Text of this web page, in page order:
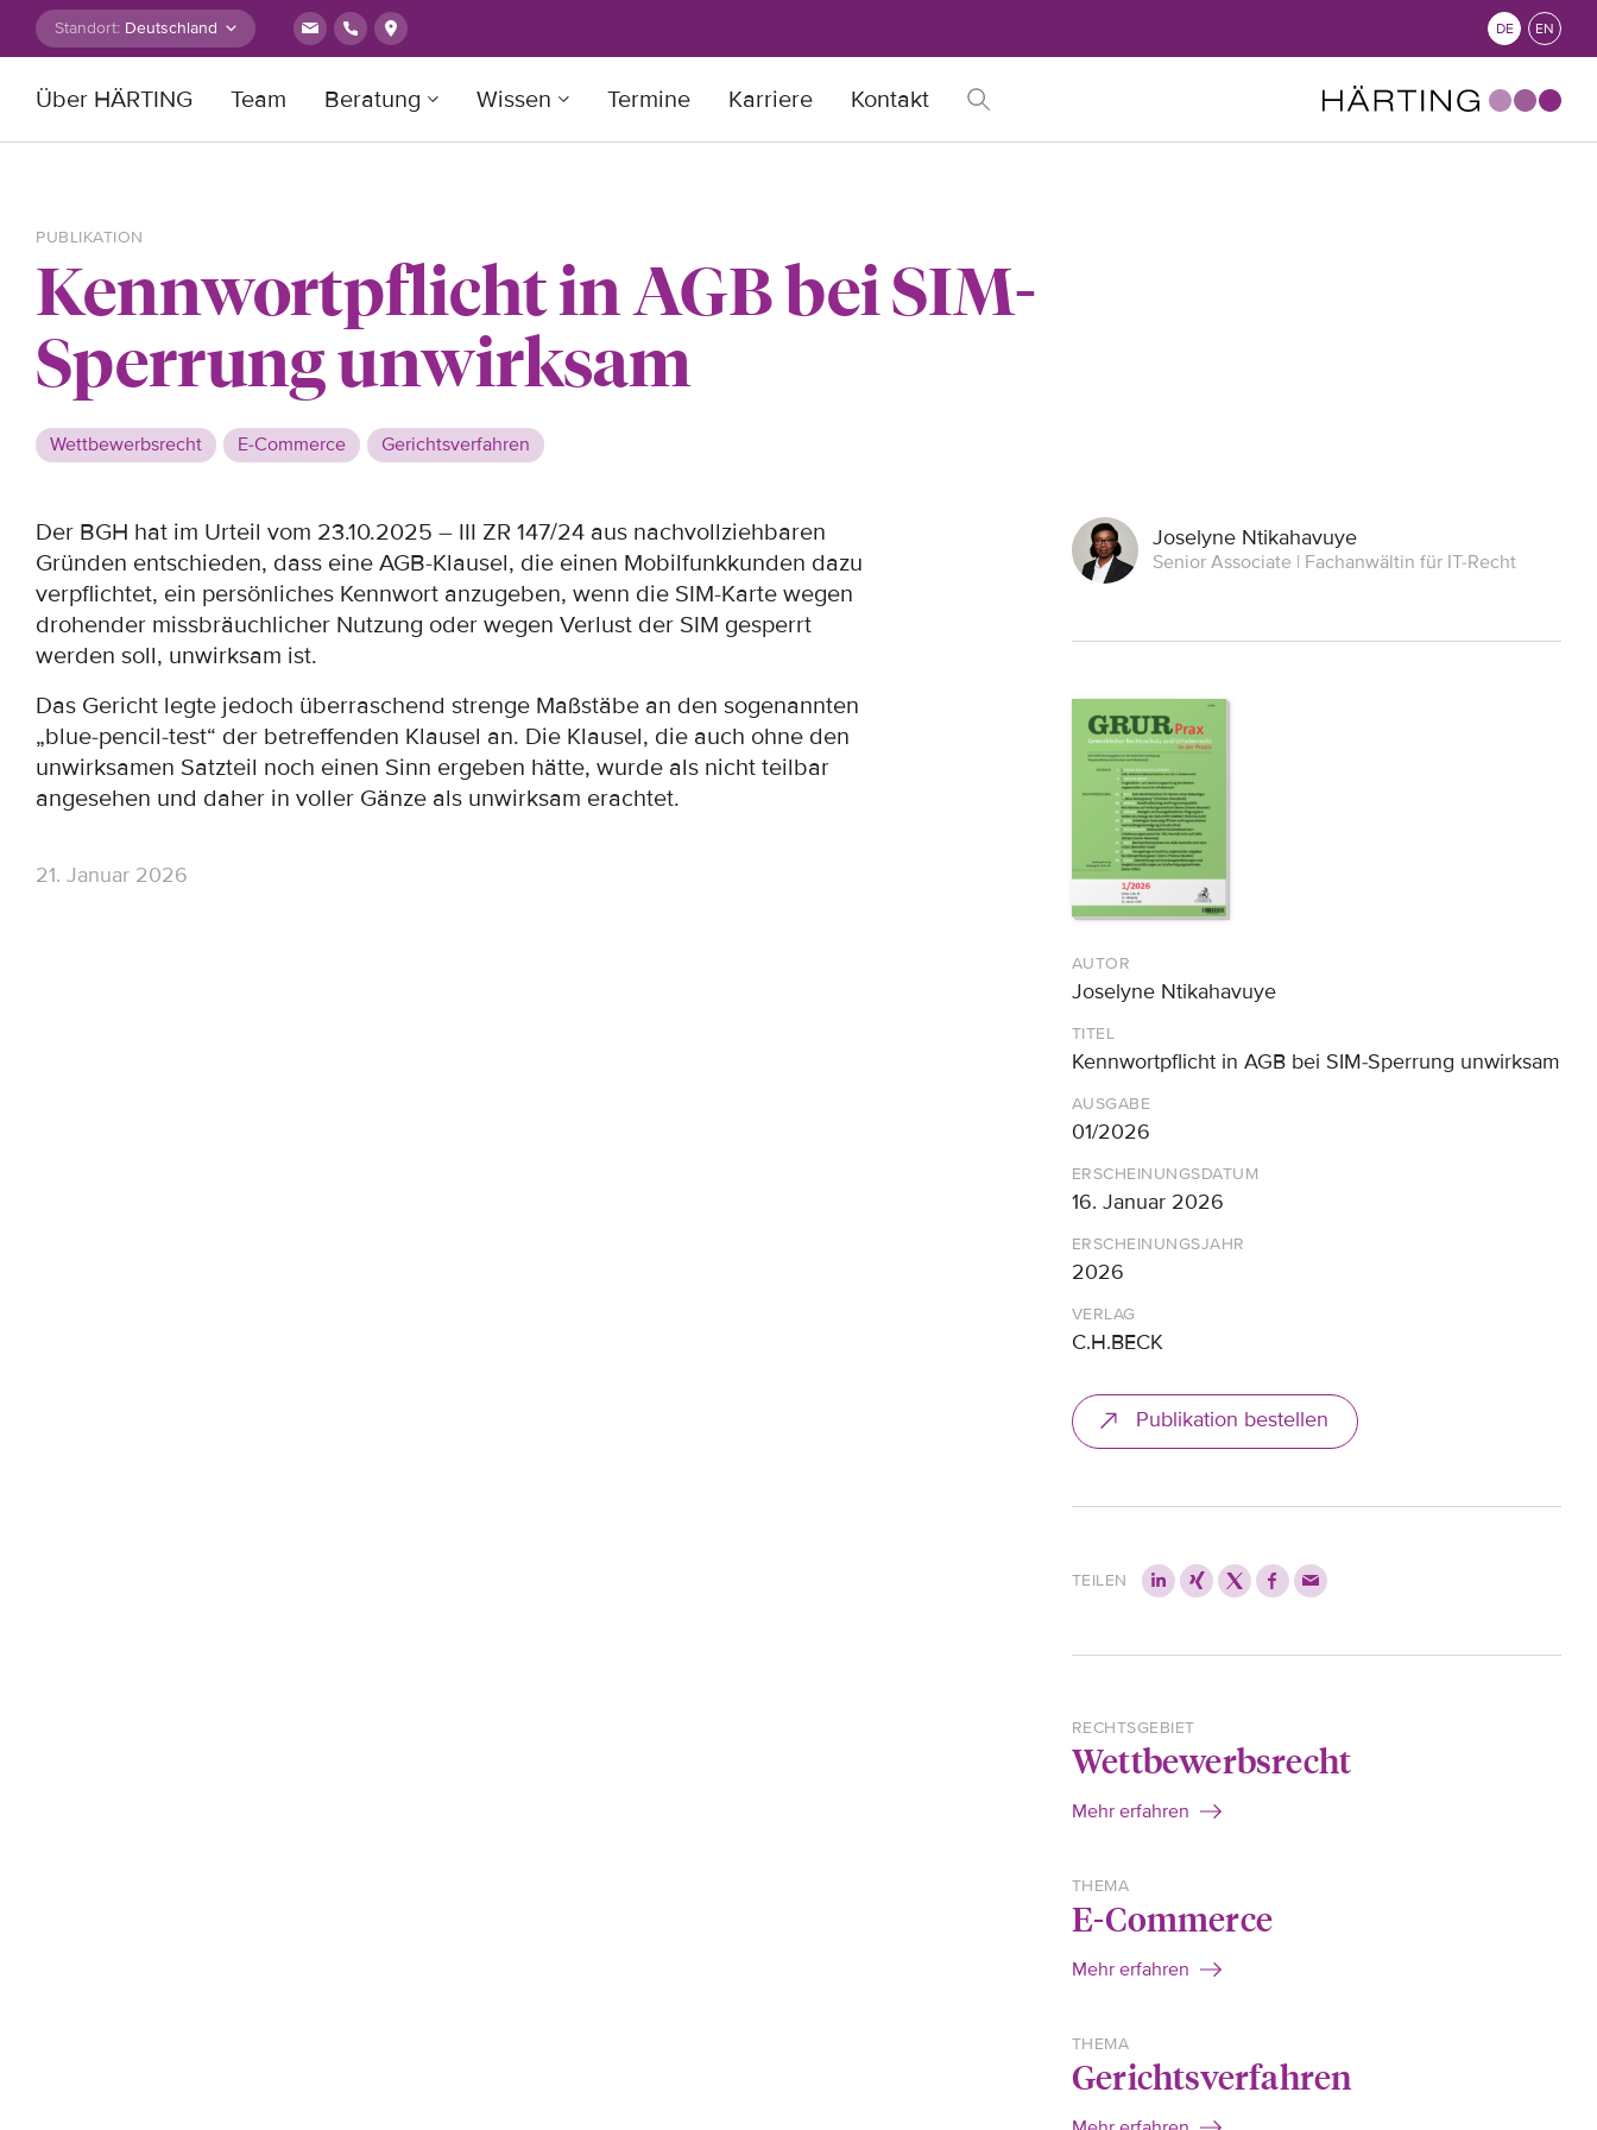
Zum Inhalt springen
Standort: DE EN
Über HÄRTING Team Beratung Wissen Termine Karriere Kontakt
PUBLIKATION
Kennwortpflicht in AGB bei SIM-
Sperrung unwirksam
Wettbewerbsrecht E-Commerce Gerichtsverfahren
Der BGH hat im Urteil vom 23.10.2025 – III ZR 147/24 aus nachvollziehbaren
Gründen entschieden, dass eine AGB-Klausel, die einen Mobilfunkkunden dazu
verpflichtet, ein persönliches Kennwort anzugeben, wenn die SIM-Karte wegen
drohender missbräuchlicher Nutzung oder wegen Verlust der SIM gesperrt
werden soll, unwirksam ist.
Das Gericht legte jedoch überraschend strenge Maßstäbe an den sogenannten
„blue-pencil-test“ der betreffenden Klausel an. Die Klausel, die auch ohne den
unwirksamen Satzteil noch einen Sinn ergeben hätte, wurde als nicht teilbar
angesehen und daher in voller Gänze als unwirksam erachtet.
21. Januar 2026
Joselyne Ntikahavuye
Senior Associate | Fachanwältin für IT-Recht
AUTOR
Joselyne Ntikahavuye
TITEL
Kennwortpflicht in AGB bei SIM-Sperrung unwirksam
AUSGABE
01/2026
ERSCHEINUNGSDATUM
16. Januar 2026
ERSCHEINUNGSJAHR
2026
VERLAG
C.H.BECK
Publikation bestellen
TEILEN
RECHTSGEBIET
Wettbewerbsrecht
Mehr erfahren
THEMA
E-Commerce
Mehr erfahren
THEMA
Gerichtsverfahren